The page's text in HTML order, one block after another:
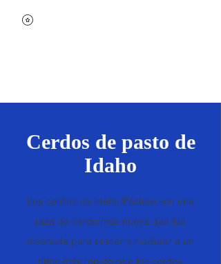
Cerdos de pasto de
Idaho
Los cerdos de Idaho Pasture son una
raza de cerdo más nueva que fue
diseñada para crecer y madurar a un
ritmo más rápido que los cerdos